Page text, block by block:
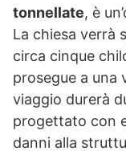
tonnellate, è
La chiesa verrà
circa cinque
prosegue a una
viaggio durerà
progettato con
danni alla